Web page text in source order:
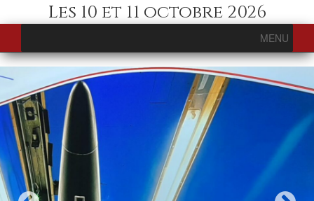
Les 10 et 11 octobre 2026
MENU